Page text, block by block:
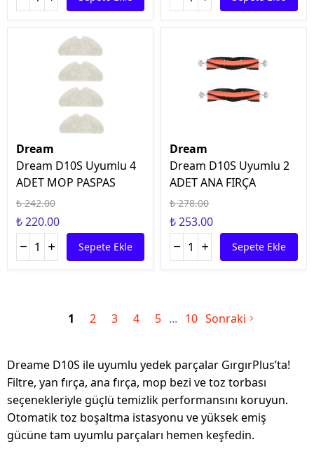
Dream
Dream D10S Uyumlu 4
ADET MOP PASPAS
₺ 242.00
₺ 220.00
Sepete Ekle
Dream
Dream D10S Uyumlu 2
ADET ANA FIRÇA
₺ 278.00
₺ 253.00
Sepete Ekle
1 2 3 4 5 10 Sonraki
Dreame D10S ile uyumlu yedek parçalar GırgırPlus’ta!
Filtre, yan fırça, ana fırça, mop bezi ve toz torbası
seçenekleriyle güçlü temizlik performansını koruyun.
Otomatik toz boşaltma istasyonu ve yüksek emiş
gücüne tam uyumlu parçaları hemen keşfedin.